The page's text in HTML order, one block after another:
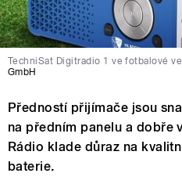
TechniSat Digitradio 1 ve fotbalové
GmbH
Předností přijímače jsou
na předním panelu a dobře
Rádio klade důraz na
baterie.